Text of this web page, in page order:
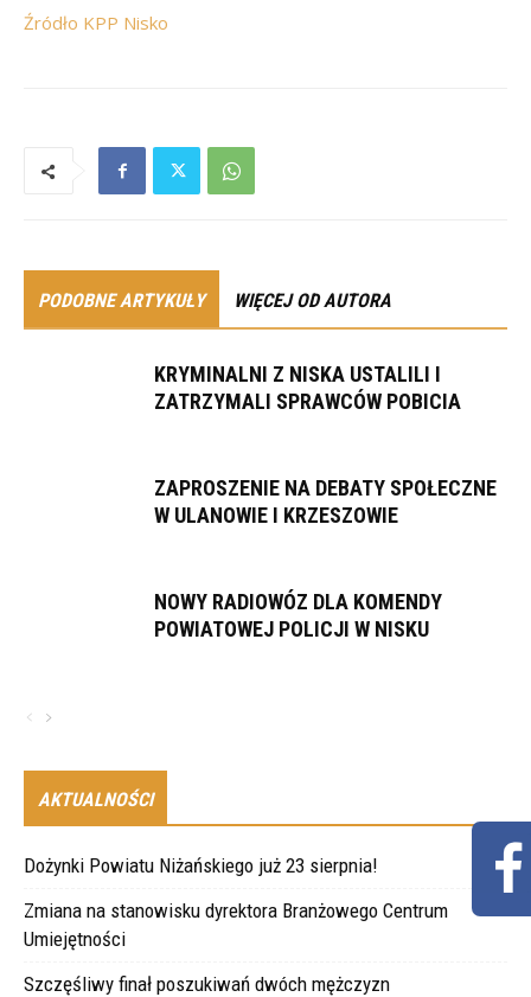
Źródło KPP Nisko
PODOBNE ARTYKUŁY WIĘCEJ OD AUTORA
KRYMINALNI Z NISKA USTALILI I
ZATRZYMALI SPRAWCÓW POBICIA
ZAPROSZENIE NA DEBATY SPOŁECZNE
W ULANOWIE I KRZESZOWIE
NOWY RADIOWÓZ DLA KOMENDY
POWIATOWEJ POLICJI W NISKU
AKTUALNOŚCI
Dożynki Powiatu Niżańskiego już 23 sierpnia!
Zmiana na stanowisku dyrektora Branżowego Centrum
Umiejętności
Szczęśliwy finał poszukiwań dwóch mężczyzn